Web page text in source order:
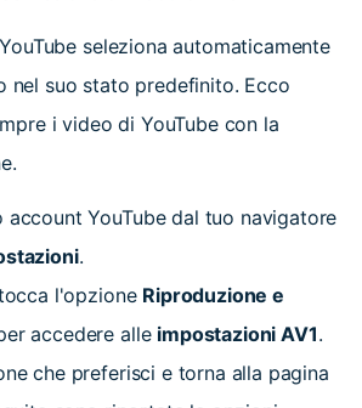
seleziona automaticamente
nel suo stato predefinito. Ecco
i video di YouTube con la
account YouTube dal tuo navigatore
.
l'opzione Riproduzione e
accedere alle impostazioni AV1.
che preferisci e torna alla pagina